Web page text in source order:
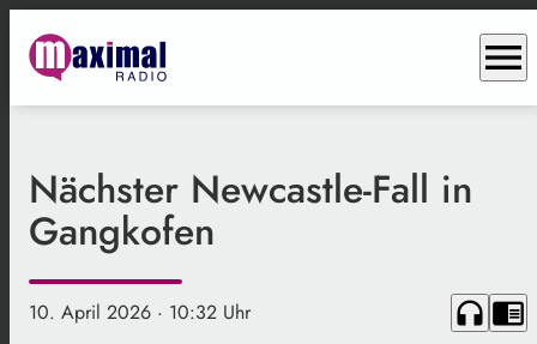
menu
Nächster Newcastle-Fall in
Gangkofen
10. April 2026 · 10:32 Uhr headphones chrome_reader_mode